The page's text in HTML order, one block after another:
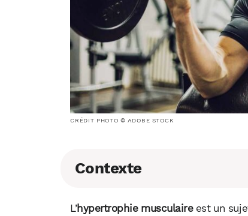
CRÉDIT PHOTO © ADOBE STOCK
Contexte
L’hypertrophie musculaireest un